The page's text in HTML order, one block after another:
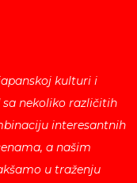
kulturi i
sa nekoliko različitih
interesantnih
a našim
u traženju